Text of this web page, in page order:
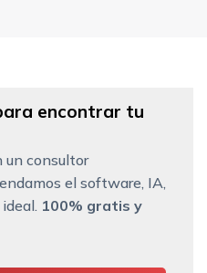
encontrar tu
un consultor
el software, IA,
100% gratis y